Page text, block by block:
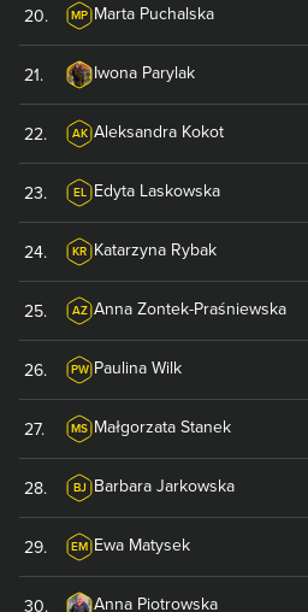
20. MP Marta Puchalska
21. Iwona Parylak
22. AK Aleksandra Kokot
23. EL Edyta Laskowska
24. KR Katarzyna Rybak
25. AZ Anna Zontek-Praśniewska
26. PW Paulina Wilk
27. MS Małgorzata Stanek
28. BJ Barbara Jarkowska
29. EM Ewa Matysek
30. Anna Piotrowska